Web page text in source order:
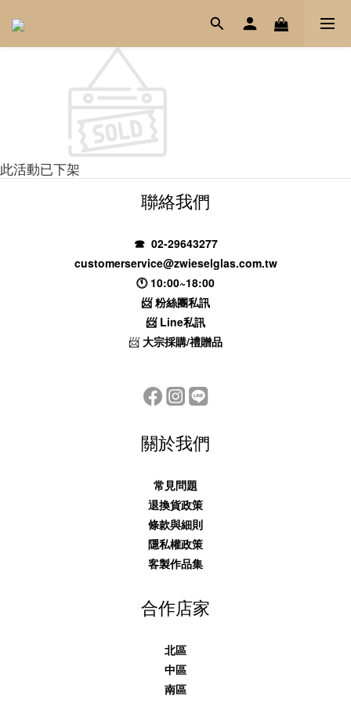
此活動已下架
聯絡我們
☎ 02-29643277
customerservice@zwieselglas.com.tw
🕚 10:00~18:00
📨粉絲團私訊
📨 Line私訊
📨 大宗採購/禮贈品
關於我們
常見問題
退換貨政策
條款與細則
隱私權政策
客製作品集
合作店家
北區
中區
南區